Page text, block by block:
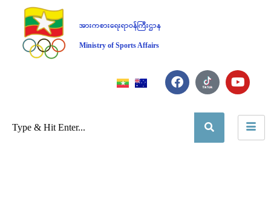
အားကစားရေးရာဝန်ကြီးဌာန
Ministry of Sports Affairs